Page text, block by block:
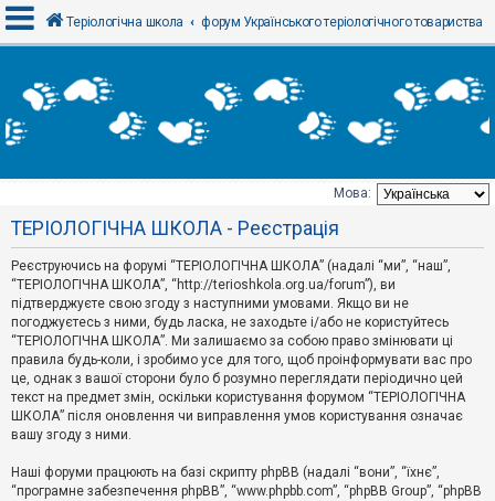
х
і
Т
е
м
и
б
е
з
в
і
д
п
о
в
і
д
й
Теріологічна школа форум Українського теріологічного товариства
Мова:
ТЕРІОЛОГІЧНА ШКОЛА - Реєстрація
Реєструючись на форумі “ТЕРІОЛОГІЧНА ШКОЛА” (надалі “ми”, “наш”,
“ТЕРІОЛОГІЧНА ШКОЛА”, “http://terioshkola.org.ua/forum”), ви
підтверджуєте свою згоду з наступними умовами. Якщо ви не
погоджуєтесь з ними, будь ласка, не заходьте і/або не користуйтесь
“ТЕРІОЛОГІЧНА ШКОЛА”. Ми залишаємо за собою право змінювати ці
правила будь-коли, і зробимо усе для того, щоб проінформувати вас про
це, однак з вашої сторони було б розумно переглядати періодично цей
текст на предмет змін, оскільки користування форумом “ТЕРІОЛОГІЧНА
ШКОЛА” після оновлення чи виправлення умов користування означає
вашу згоду з ними.
Наші форуми працюють на базі скрипту phpBB (надалі “вони”, “їхнє”,
“програмне забезпечення phpBB”, “www.phpbb.com”, “phpBB Group”, “phpBB